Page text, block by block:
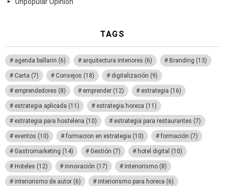
Unpopular Opinion
TAGS
agenda ballarin (6) arquitectura interiores (6) Branding (13)
Carta (7) Consejos (18) digitalización (9)
emprendedores (8) emprender (12) estrategia (16)
estrategia aplicada (11) estrategia horeca (11)
estrategia para hosteleria (10) estrategia para restaurantes (7)
eventos (10) formacion en estrategia (10) formación (7)
Gastromarketing (14) Gestión (7) hotel digital (10)
Hoteles (12) innovación (17) Interiorismo (8)
interiorismo de autor (6) interiorismo para horeca (6)